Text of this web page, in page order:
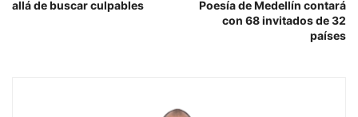
allá de buscar culpables
Poesía de Medellín contará
con 68 invitados de 32
países